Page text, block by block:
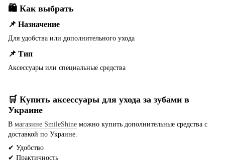
🛍 Как выбрать
📌 Назначение
Для удобства или дополнительного ухода
📌 Тип
Аксессуары или специальные средства
🛒 Купить аксессуары для ухода за зубами в
Украине
В магазине SmileShine можно купить дополнительные средства с
доставкой по Украине.
✔ Удобство
✔ Практичность